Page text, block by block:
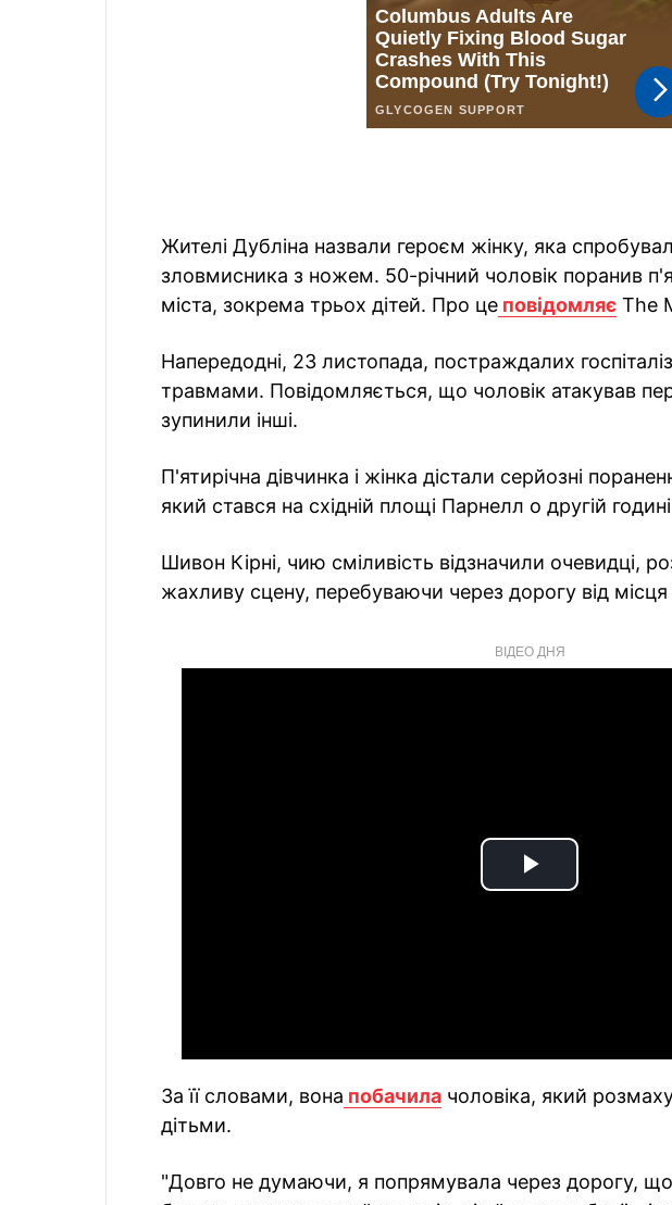
Жителі Дубліна назвали героєм жінку, яка
зловмисника з ножем. 50-річний чоловік поранив
міста, зокрема трьох дітей. Про це повідомляє The
Напередодні, 23 листопада, постраждалих
травмами. Повідомляється, що чоловік атакував
зупинили інші.
П'ятирічна дівчинка і жінка дістали серйозні
який стався на східній площі Парнелл о другій
Шивон Кірні, чию сміливість відзначили очевидці,
жахливу сцену, перебуваючи через дорогу від місця
ВІДЕО ДНЯ
Play
За її словами, вона побачила чоловіка, який
дітьми.
"Довго не думаючи, я попрямувала через дорогу,